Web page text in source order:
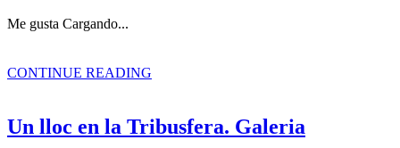
Me gusta Cargando...
CONTINUE READING
Un lloc en la Tribusfera. Galeria